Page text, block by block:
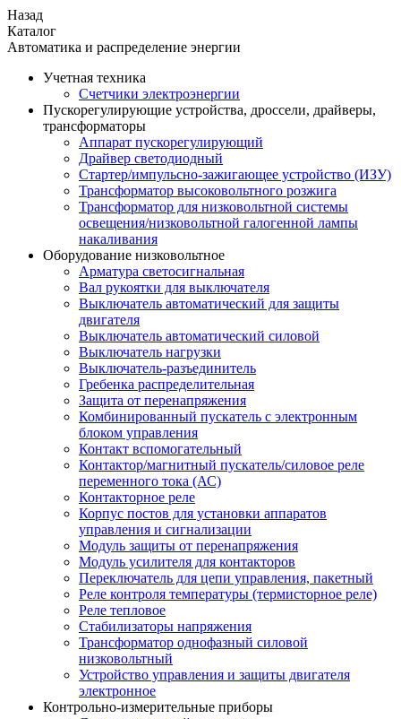
Назад
Каталог
Автоматика и распределение энергии
Учетная техника
Счетчики электроэнергии
Пускорегулирующие устройства, дроссели, драйверы,
трансформаторы
Аппарат пускорегулирующий
Драйвер светодиодный
Стартер/импульсно-зажигающее устройство (ИЗУ)
Трансформатор высоковольтного розжига
Трансформатор для низковольтной системы
освещения/низковольтной галогенной лампы
накаливания
Оборудование низковольтное
Арматура светосигнальная
Вал рукоятки для выключателя
Выключатель автоматический для защиты
двигателя
Выключатель автоматический силовой
Выключатель нагрузки
Выключатель-разъединитель
Гребенка распределительная
Защита от перенапряжения
Комбинированный пускатель с электронным
блоком управления
Контакт вспомогательный
Контактор/магнитный пускатель/силовое реле
переменного тока (АС)
Контакторное реле
Корпус постов для установки аппаратов
управления и сигнализации
Модуль защиты от перенапряжения
Модуль усилителя для контакторов
Переключатель для цепи управления, пакетный
Реле контроля температуры (термисторное реле)
Реле тепловое
Стабилизаторы напряжения
Трансформатор однофазный силовой
низковольтный
Устройство управления и защиты двигателя
электронное
Контрольно-измерительные приборы